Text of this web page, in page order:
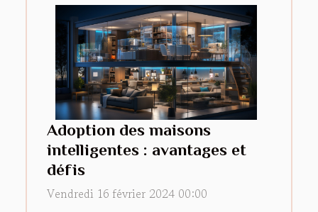
Adoption des maisons
intelligentes : avantages et
défis
Vendredi 16 février 2024 00:00